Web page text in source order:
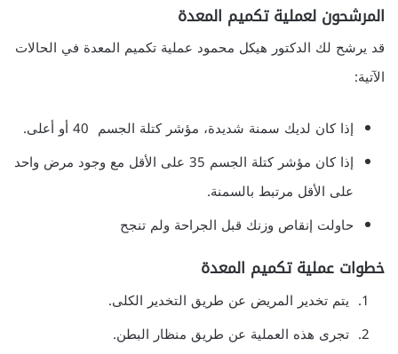
المرشحون لعملية تكميم المعدة
قد يرشح لك الدكتور هيكل محمود عملية تكميم المعدة في الحالات
الآتية:
إذا كان لديك سمنة شديدة، مؤشر كتلة الجسم 40 أو أعلى.
إذا كان مؤشر كتلة الجسم 35 على الأقل مع وجود مرض واحد
على الأقل مرتبط بالسمنة.
حاولت إنقاص وزنك قبل الجراحة ولم تنجح
خطوات عملية تكميم المعدة
يتم تخدير المريض عن طريق التخدير الكلى.
تجرى هذه العملية عن طريق منظار البطن.